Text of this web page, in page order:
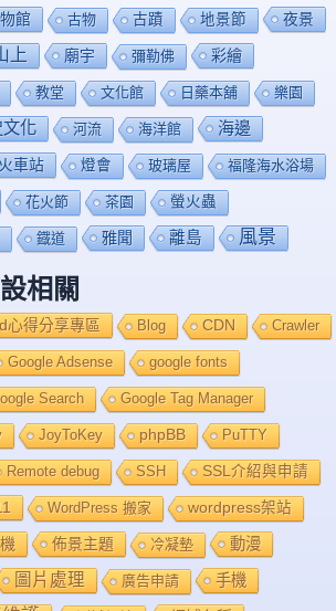
館 古物 古蹟 地景節 夜景
上 廟宇 彌勒佛 彩繪
教堂 文化館 日藥本舖 樂園
文化 河流 海洋館 海邊
火車站 燈會 玻璃屋 福隆海水浴場
花火節 茶園 螢火蟲
鐡道 雅聞 離島 風景
相關
心得分享專區 Blog CDN Crawler
Google Adsense google fonts
Search Google Tag Manager
JoyToKey phpBB PuTTY
Remote debug SSH SSL介紹與申請
WordPress 搬家 wordpress架站
佈景主題 冷凝墊 動漫
圖片處理 廣告申請 手機